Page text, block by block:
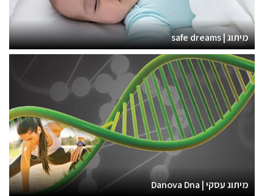
מיתוג | safe dreams
מיתוג עסקי | Danova Dna